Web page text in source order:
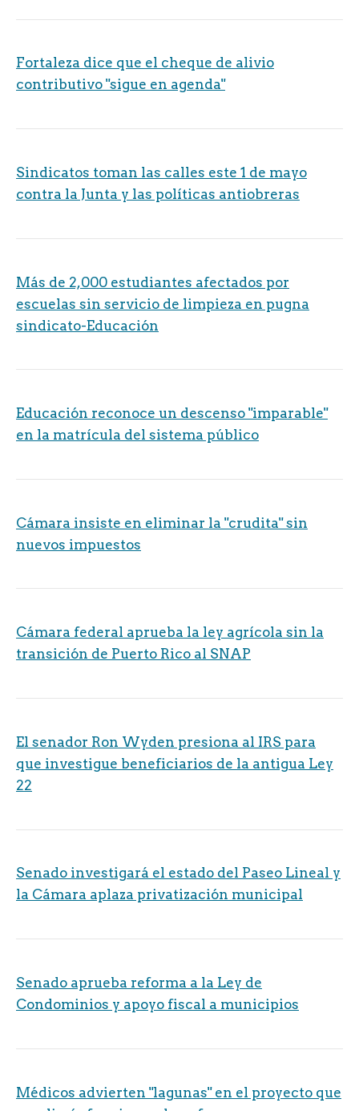
Fortaleza dice que el cheque de alivio
contributivo "sigue en agenda"
Sindicatos toman las calles este 1 de mayo
contra la Junta y las políticas antiobreras
Más de 2,000 estudiantes afectados por
escuelas sin servicio de limpieza en pugna
sindicato-Educación
Educación reconoce un descenso "imparable"
en la matrícula del sistema público
Cámara insiste en eliminar la "crudita" sin
nuevos impuestos
Cámara federal aprueba la ley agrícola sin la
transición de Puerto Rico al SNAP
El senador Ron Wyden presiona al IRS para
que investigue beneficiarios de la antigua Ley
22
Senado investigará el estado del Paseo Lineal y
la Cámara aplaza privatización municipal
Senado aprueba reforma a la Ley de
Condominios y apoyo fiscal a municipios
Médicos advierten "lagunas" en el proyecto que